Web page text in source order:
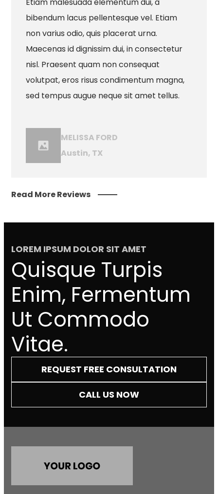
Etiam malesuada elementum dui, a
bibendum lacus pellentesque vel. Etiam
non varius odio, quis placerat urna.
Maecenas id dignissim dui, in consectetur
nisl. Praesent quam non consequat
volutpat, eros risus condimentum magna,
sed tempus augue neque sit amet tellus.
MELISSA FORD
Austin, TX
Read More Reviews
LOREM IPSUM DOLOR SIT AMET
Quisque Turpis
Enim, Fermentum
Ut Commodo
Vitae.
REQUEST FREE CONSULTATION
CALL US NOW